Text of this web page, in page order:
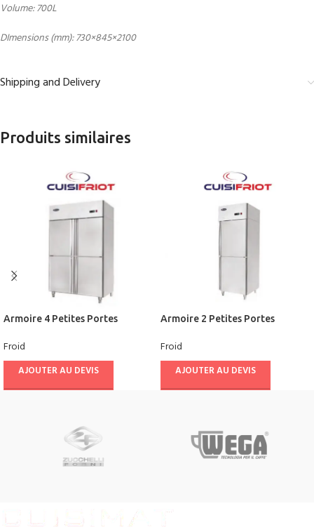
Volume: 700L
DImensions (mm): 730×845×2100
Shipping and Delivery
Produits similaires
Armoire 4 Petites Portes
CUISIFRIOT
Froid
AJOUTER AU DEVIS
Armoire 2 Petites Portes
CUISIFRIOT
Froid
AJOUTER AU DEVIS